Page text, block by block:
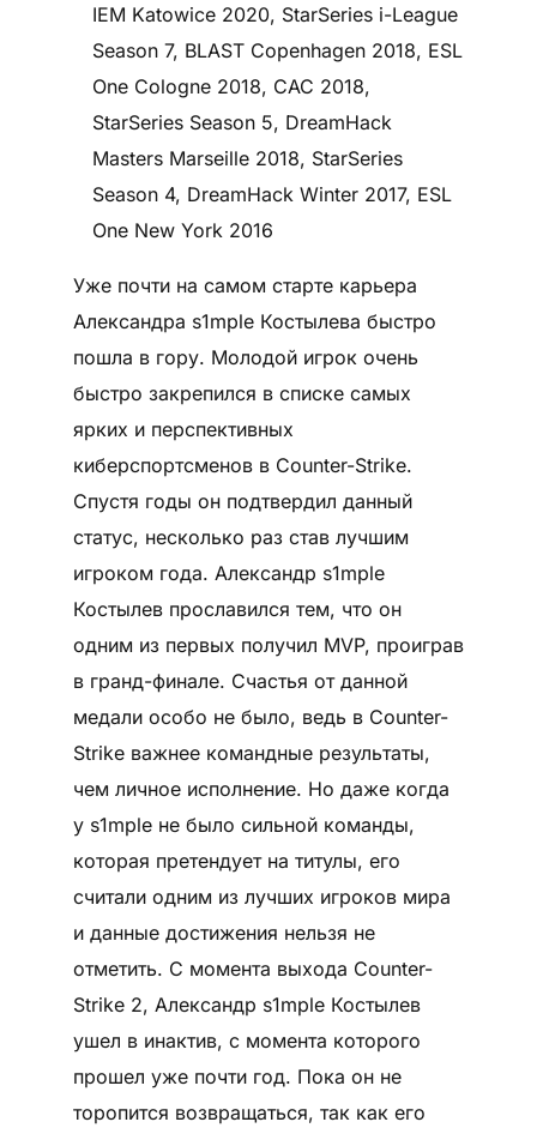
IEM Katowice 2020, StarSeries i-League
Season 7, BLAST Copenhagen 2018, ESL
One Cologne 2018, CAC 2018,
StarSeries Season 5, DreamHack
Masters Marseille 2018, StarSeries
Season 4, DreamHack Winter 2017, ESL
One New York 2016
Уже почти на самом старте карьера
Александра s1mple Костылева быстро
пошла в гору. Молодой игрок очень
быстро закрепился в списке самых
ярких и перспективных
киберспортсменов в Counter-Strike.
Спустя годы он подтвердил данный
статус, несколько раз став лучшим
игроком года. Александр s1mple
Костылев прославился тем, что он
одним из первых получил MVP, проиграв
в гранд-финале. Счастья от данной
медали особо не было, ведь в Counter-
Strike важнее командные результаты,
чем личное исполнение. Но даже когда
у s1mple не было сильной команды,
которая претендует на титулы, его
считали одним из лучших игроков мира
и данные достижения нельзя не
отметить. С момента выхода Counter-
Strike 2, Александр s1mple Костылев
ушел в инактив, с момента которого
прошел уже почти год. Пока он не
торопится возвращаться, так как его